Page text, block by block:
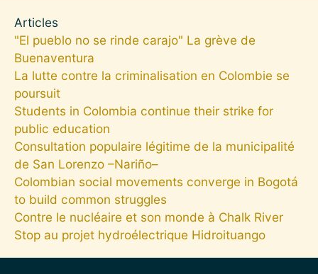
Articles
"El pueblo no se rinde carajo" La grève de
Buenaventura
La lutte contre la criminalisation en Colombie se
poursuit
Students in Colombia continue their strike for
public education
Consultation populaire légitime de la municipalité
de San Lorenzo –Nariño–
Colombian social movements converge in Bogotá
to build common struggles
Contre le nucléaire et son monde à Chalk River
Stop au projet hydroélectrique Hidroituango